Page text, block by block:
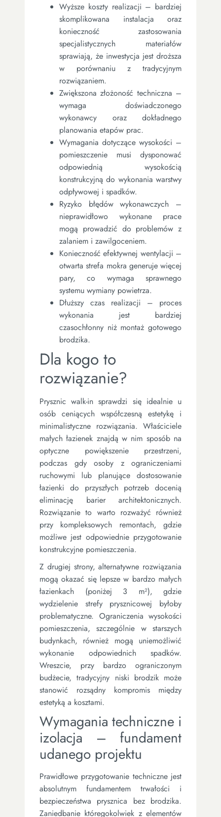
Wyższe koszty realizacji – bardziej
skomplikowana instalacja oraz
konieczność zastosowania
specjalistycznych materiałów
sprawiają, że inwestycja jest droższa
w porównaniu z tradycyjnym
rozwiązaniem.
Zwiększona złożoność techniczna –
wymaga doświadczonego
wykonawcy oraz dokładnego
planowania etapów prac.
Wymagania dotyczące wysokości –
pomieszczenie musi dysponować
odpowiednią wysokością
konstrukcyjną do wykonania warstwy
odpływowej i spadków.
Ryzyko błędów wykonawczych –
nieprawidłowo wykonane prace
mogą prowadzić do problemów z
zalaniem i zawilgoceniem.
Konieczność efektywnej wentylacji –
otwarta strefa mokra generuje więcej
pary, co wymaga sprawnego
systemu wymiany powietrza.
Dłuższy czas realizacji – proces
wykonania jest bardziej
czasochłonny niż montaż gotowego
brodzika.
Dla kogo to
rozwiązanie?
Prysznic walk-in sprawdzi się idealnie u
osób ceniących współczesną estetykę i
minimalistyczne rozwiązania. Właściciele
małych łazienek znajdą w nim sposób na
optyczne powiększenie przestrzeni,
podczas gdy osoby z ograniczeniami
ruchowymi lub planujące dostosowanie
łazienki do przyszłych potrzeb docenią
eliminację barier architektonicznych.
Rozwiązanie to warto rozważyć również
przy kompleksowych remontach, gdzie
możliwe jest odpowiednie przygotowanie
konstrukcyjne pomieszczenia.
Z drugiej strony, alternatywne rozwiązania
mogą okazać się lepsze w bardzo małych
łazienkach (poniżej 3 m²), gdzie
wydzielenie strefy prysznicowej byłoby
problematyczne. Ograniczenia wysokości
pomieszczenia, szczególnie w starszych
budynkach, również mogą uniemożliwić
wykonanie odpowiednich spadków.
Wreszcie, przy bardzo ograniczonym
budżecie, tradycyjny niski brodzik może
stanowić rozsądny kompromis między
estetyką a kosztami.
Wymagania techniczne i
izolacja – fundament
udanego projektu
Prawidłowe przygotowanie techniczne jest
absolutnym fundamentem trwałości i
bezpieczeństwa prysznica bez brodzika.
Zaniedbanie któregokolwiek z elementów